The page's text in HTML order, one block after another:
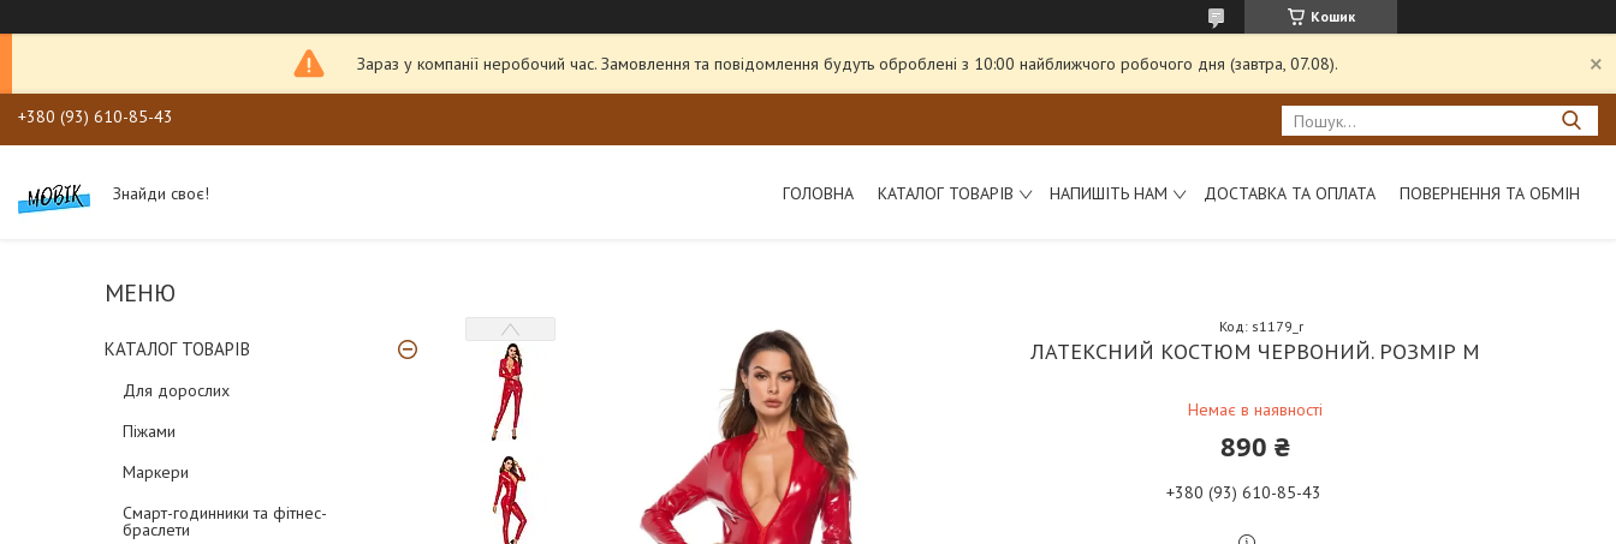
Кошик
Зараз у компанії неробочий час. Замовлення та повідомлення будуть оброблені з 10:00 найближчого робочого дня (завтра, 07.08).
+380 (93) 610-85-43
Знайди своє! ГОЛОВНА КАТАЛОГ ТОВАРІВ НАПИШІТЬ НАМ ДОСТАВКА ТА ОПЛАТА ПОВЕРНЕННЯ ТА ОБМІН
КАТАЛОГ ТОВАРІВ
Для дорослих
Піжами
Маркери
Смарт-годинники та фітнес-
браслети
ЛАТЕКСНИЙ КОСТЮМ ЧЕРВОНИЙ. РОЗМІР M
Немає в наявності
Код: s1179_r
890 ₴
+380 (93) 610-85-43